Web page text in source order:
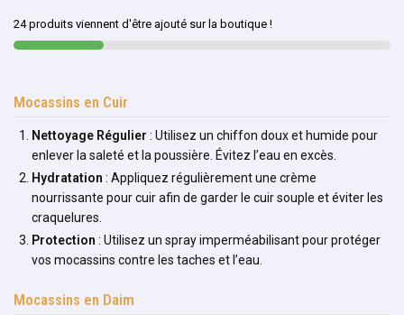
24 produits viennent d'être ajouté sur la boutique !
Mocassins en Cuir
Nettoyage Régulier : Utilisez un chiffon doux et humide pour
enlever la saleté et la poussière. Évitez l’eau en excès.
Hydratation : Appliquez régulièrement une crème
nourrissante pour cuir afin de garder le cuir souple et éviter les
craquelures.
Protection : Utilisez un spray imperméabilisant pour protéger
vos mocassins contre les taches et l’eau.
Mocassins en Daim